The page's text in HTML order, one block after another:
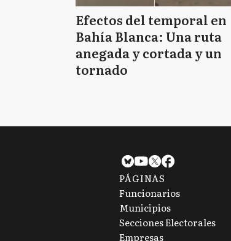
Efectos del temporal en
Bahía Blanca: Una ruta
anegada y cortada y un
tornado
PÁGINAS
Funcionarios
Municipios
Secciones Electorales
Empresas